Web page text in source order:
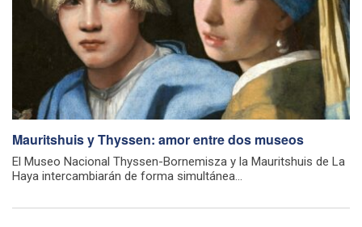
Mauritshuis y Thyssen: amor entre dos museos
El Museo Nacional Thyssen-Bornemisza y la Mauritshuis de La
Haya intercambiarán de forma simultánea...